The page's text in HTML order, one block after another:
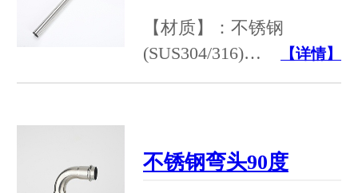
【材质】：不锈钢
(SUS304/316)…
【详情】
不锈钢弯头90度